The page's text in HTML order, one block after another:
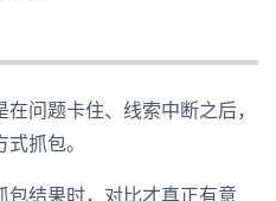
问题卡住、线索中断之后，
抓包。
包结果时，对比才真正有意